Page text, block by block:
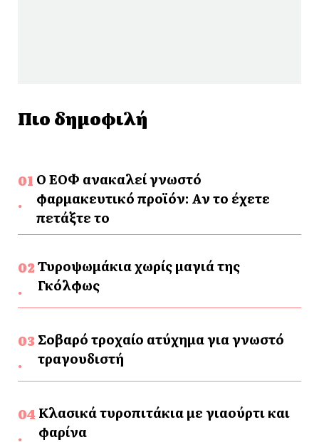
Πιο δημοφιλή
Ο ΕΟΦ ανακαλεί γνωστό
φαρμακευτικό προϊόν: Αν το έχετε
πετάξτε το
Τυροψωμάκια χωρίς μαγιά της
Γκόλφως
Σοβαρό τροχαίο ατύχημα για γνωστό
τραγουδιστή
Κλασικά τυροπιτάκια με γιαούρτι και
φαρίνα